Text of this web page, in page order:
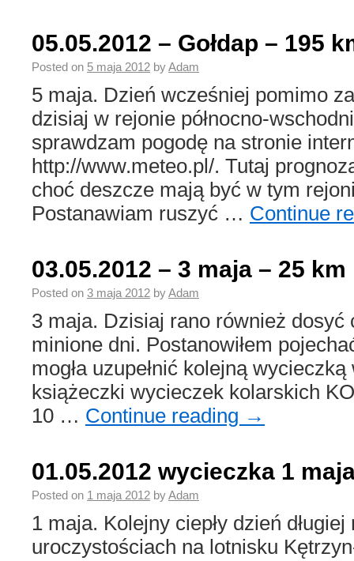
05.05.2012 – Gołdap – 195
Posted on 5 maja 2012 byAdam
5 maja. Dzień wcześniej pomimo
dzisiaj w rejonie północno-
sprawdzam pogodę na stronie
http://www.meteo.pl/. Tutaj
choć deszcze mają być w tym
Postanawiam ruszyć … Continue
03.05.2012 – 3 maja – 25 km
Posted on 3 maja 2012 byAdam
3 maja. Dzisiaj rano również dosyć
minione dni. Postanowiłem
mogła uzupełnić kolejną
książeczki wycieczek kolarskich
10 … Continue reading →
01.05.2012 wycieczka 1
Posted on 1 maja 2012 byAdam
1 maja. Kolejny ciepły dzień
uroczystościach na lotnisku